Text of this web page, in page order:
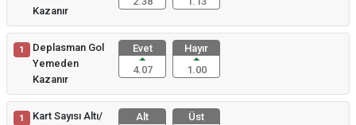
Kazanır
1
Deplasman Gol
Yemeden
Kazanır
Evet
4.07
Hayır
1.00
1
Kart Sayısı Altı/
Alt
Üst